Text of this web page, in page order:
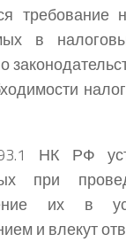
требование
в
НК РФ
при
их в
и влекут